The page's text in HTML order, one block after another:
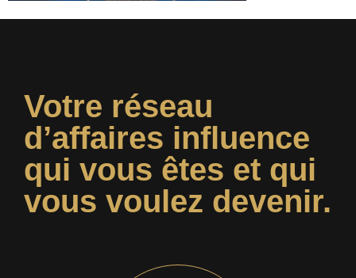
Votre réseau
d’affaires influence
qui vous êtes et qui
vous voulez devenir.